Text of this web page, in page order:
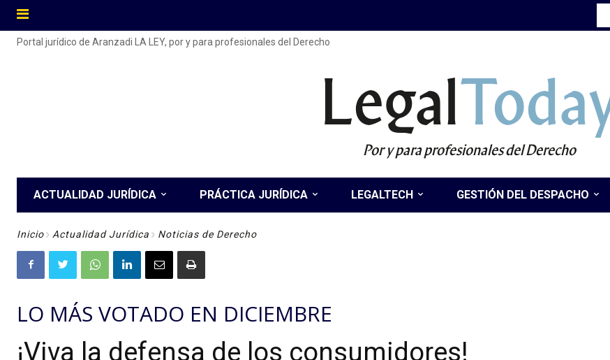
Portal jurídico de Aranzadi LA LEY, por y para profesionales del Derecho
Legal
Por y para profesionales del Derecho
ACTUALIDAD JURÍDICA PRÁCTICA JURÍDICA LEGALTECH GESTIÓN DEL DESPACHO
Inicio Actualidad Jurídica Noticias de Derecho
LO MÁS VOTADO EN DICIEMBRE
¡Viva la defensa de los consumidores!